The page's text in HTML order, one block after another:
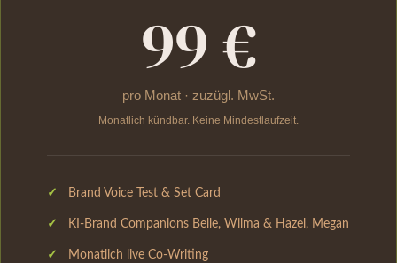
99 €
pro Monat · zuzügl. MwSt.
Monatlich kündbar. Keine Mindestlaufzeit.
Brand Voice Test & Set Card
KI-Brand Companions Belle, Wilma & Hazel, Megan
Monatlich live Co-Writing